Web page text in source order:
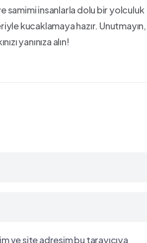
samimi insanlarla dolu⁣ bir yolculuk
kucaklamaya hazır. Unutmayın,
yanınıza alın!
ve site adresim bu tarayıcıya